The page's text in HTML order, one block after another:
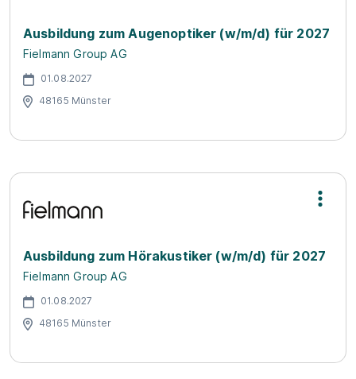
Ausbildung zum Augenoptiker (w/m/d) für 2027
Fielmann Group AG
01.08.2027
48165 Münster
Ausbildung zum Hörakustiker (w/m/d) für 2027
Fielmann Group AG
01.08.2027
48165 Münster